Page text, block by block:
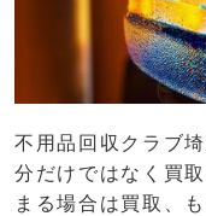
不用品回収クラブ
分だけではなく買
まる場合は買取、